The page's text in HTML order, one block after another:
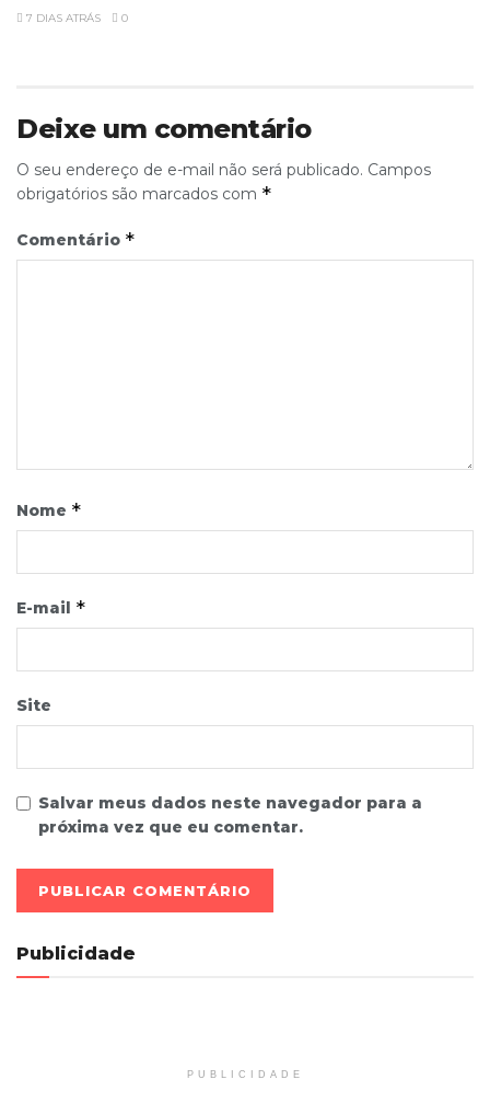
7 DIAS ATRÁS 0
Deixe um comentário
O seu endereço de e-mail não será publicado. Campos
obrigatórios são marcados com *
Comentário *
Nome *
E-mail *
Site
Salvar meus dados neste navegador para a
próxima vez que eu comentar.
Publicidade
PUBLICIDADE